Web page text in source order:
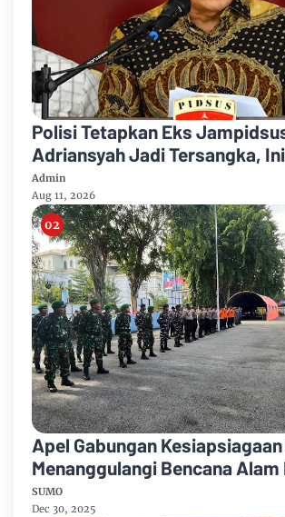
Polisi Tetapkan Eks
Adriansyah Jadi Tersangka,
Admin
Aug 11, 2026
Apel Gabungan
Menanggulangi Bencana Alam
Bengkalis
SUMO
Dec 30, 2025